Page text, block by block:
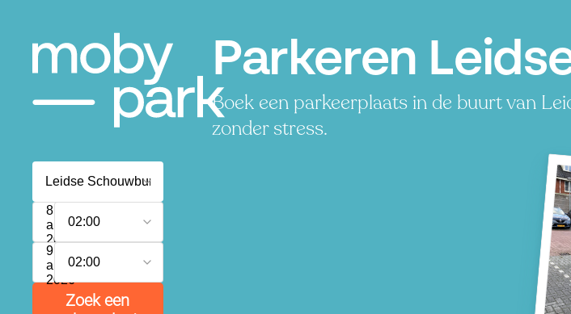
Parkeren
Boek een parkeerplaats in de buurt van
zonder stress.
8
augustus
2026
02:00
9
augustus
2026
02:00
Zoek een